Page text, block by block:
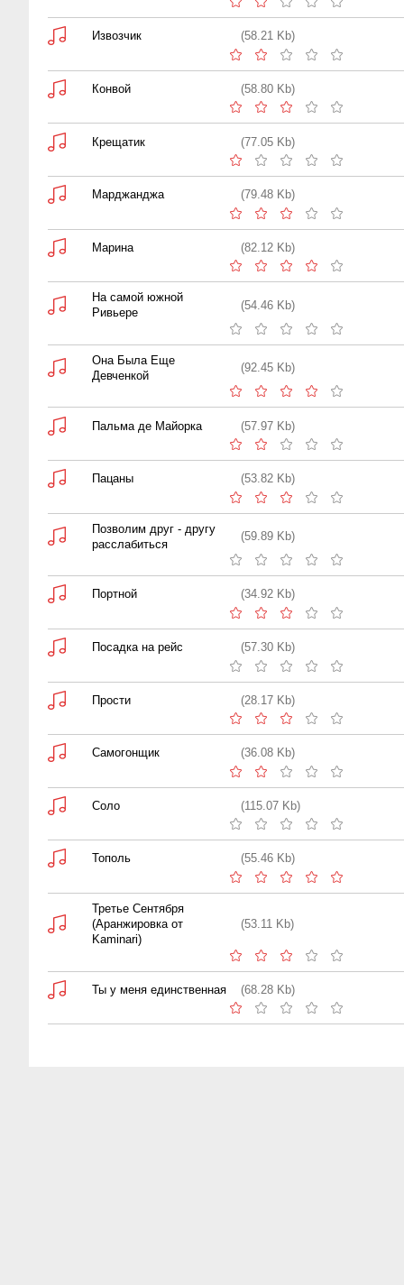
Извозчик (58.21 Kb)
Конвой (58.80 Kb)
Крещатик (77.05 Kb)
Марджанджа (79.48 Kb)
Марина (82.12 Kb)
На самой южной
Ривьере
(54.46 Kb)
Она Была Еще
Девченкой
(92.45 Kb)
Пальма де Майорка (57.97 Kb)
Пацаны (53.82 Kb)
Позволим друг - другу
расслабиться
(59.89 Kb)
Портной (34.92 Kb)
Посадка на рейс (57.30 Kb)
Прости (28.17 Kb)
Самогонщик (36.08 Kb)
Соло (115.07 Kb)
Тополь (55.46 Kb)
Третье Сентября
(Аранжировка от
Kaminari)
(53.11 Kb)
Ты у меня единственная (68.28 Kb)